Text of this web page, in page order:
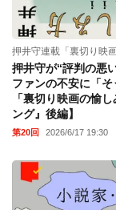
押井守連載「裏切り映
押井守が“評判の悪
ファンの不安に「
「裏切り映画の愉
ング』後編】
第20回 2026/6/17 19:30